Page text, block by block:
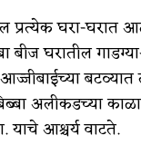
प्रत्येक घरा-
बीज घरातील
बटव्यात
अलीकडच्या
याचे आश्चर्य वाटते.